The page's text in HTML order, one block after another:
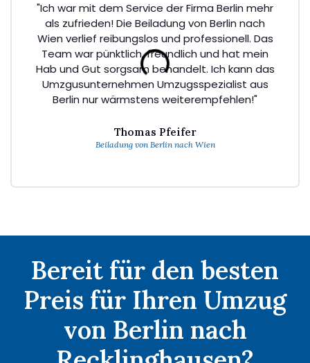
"Ich war mit dem Service der Firma Berlin mehr
als zufrieden! Die Beiladung von Berlin nach
Wien verlief reibungslos und professionell. Das
Team war pünktlich, freundlich und hat mein
Hab und Gut sorgsam behandelt. Ich kann das
Umzgusunternehmen Umzugsspezialist aus
Berlin nur wärmstens weiterempfehlen!"
Thomas Pfeifer
Beiladung von Berlin nach Wien
Bereit für den besten
Preis für Ihren Umzug
von Berlin nach